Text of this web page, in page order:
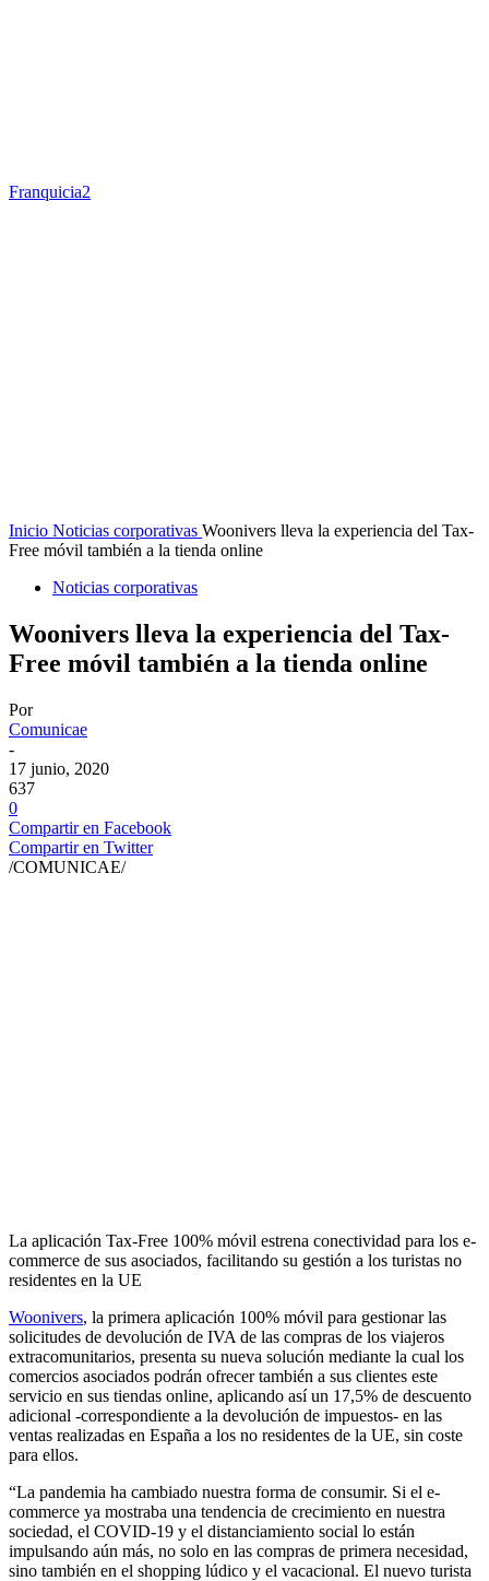
Franquicia2
Inicio Noticias corporativas Woonivers lleva la experiencia del Tax-
Free móvil también a la tienda online
Noticias corporativas
Woonivers lleva la experiencia del Tax-
Free móvil también a la tienda online
Por
Comunicae
-
17 junio, 2020
637
0
Compartir en Facebook
Compartir en Twitter
/COMUNICAE/
La aplicación Tax-Free 100% móvil estrena conectividad para los e-
commerce de sus asociados, facilitando su gestión a los turistas no
residentes en la UE
Woonivers, la primera aplicación 100% móvil para gestionar las
solicitudes de devolución de IVA de las compras de los viajeros
extracomunitarios, presenta su nueva solución mediante la cual los
comercios asociados podrán ofrecer también a sus clientes este
servicio en sus tiendas online, aplicando así un 17,5% de descuento
adicional -correspondiente a la devolución de impuestos- en las
ventas realizadas en España a los no residentes de la UE, sin coste
para ellos.
“La pandemia ha cambiado nuestra forma de consumir. Si el e-
commerce ya mostraba una tendencia de crecimiento en nuestra
sociedad, el COVID-19 y el distanciamiento social lo están
impulsando aún más, no solo en las compras de primera necesidad,
sino también en el shopping lúdico y el vacacional. El nuevo turista